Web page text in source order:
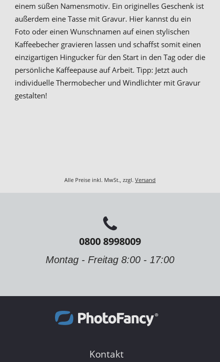
einem süßen Namensmotiv. Ein originelles Geschenk ist
außerdem eine Tasse mit Gravur. Hier kannst du ein
Foto oder einen Wunschnamen auf einen stylischen
Kaffeebecher gravieren lassen und schaffst somit einen
einzigartigen Hingucker für den Start in den Tag oder die
persönliche Kaffeepause auf Arbeit. Tipp: Jetzt auch
individuelle Thermobecher und Windlichter mit Gravur
gestalten!
Alle Preise inkl. MwSt., zzgl. Versand
0800 8998009
Montag - Freitag 8:00 - 17:00
Kontakt